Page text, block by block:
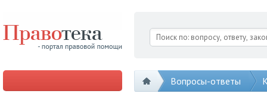
Вопросы-ответы